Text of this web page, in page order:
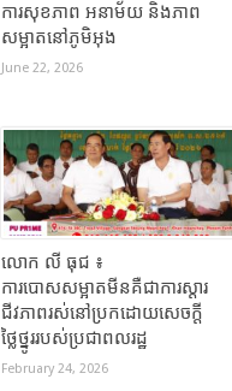
ការសុខភាព អនាម័យ និងភាព
សម្អាតនៅភូមិអុង
June 22, 2026
លោក លី ធុជ ៖
ការបោសសម្អាតមីនគឺជាការស្តារ
ជីវភាពរស់នៅប្រកដោយសេចក្តី
ថ្លៃថ្នូររបស់ប្រជាពលរដ្ឋ
February 24, 2026